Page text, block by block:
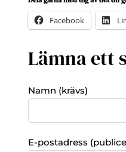
Facebook
Lämna ett
Namn (krävs)
E-postadress